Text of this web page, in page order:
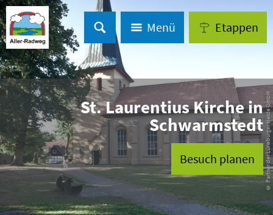
Menü Etappen
© Partner der Lüneburger Heide GmbH
St. Laurentius Kirche in
Schwarmstedt
Besuch planen